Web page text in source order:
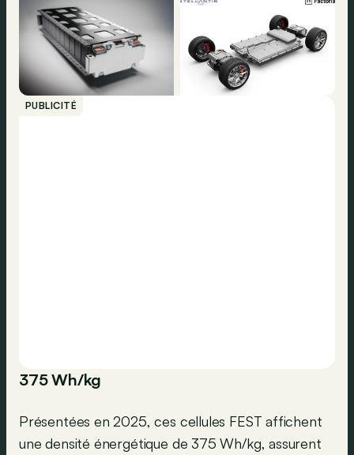
PUBLICITÉ
375 Wh/kg
Présentées en 2025, ces cellules FEST affichent
une densité énergétique de 375 Wh/kg, assurent